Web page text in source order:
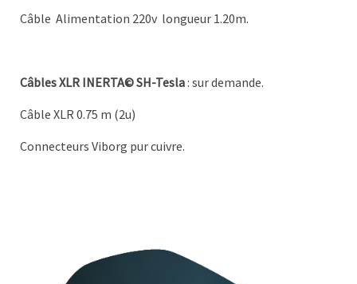
Câble Alimentation 220v longueur 1.20m.
Câbles XLR INERTA© SH-Tesla: sur demande.
Câble XLR 0.75 m (2u)
Connecteurs Viborg pur cuivre.